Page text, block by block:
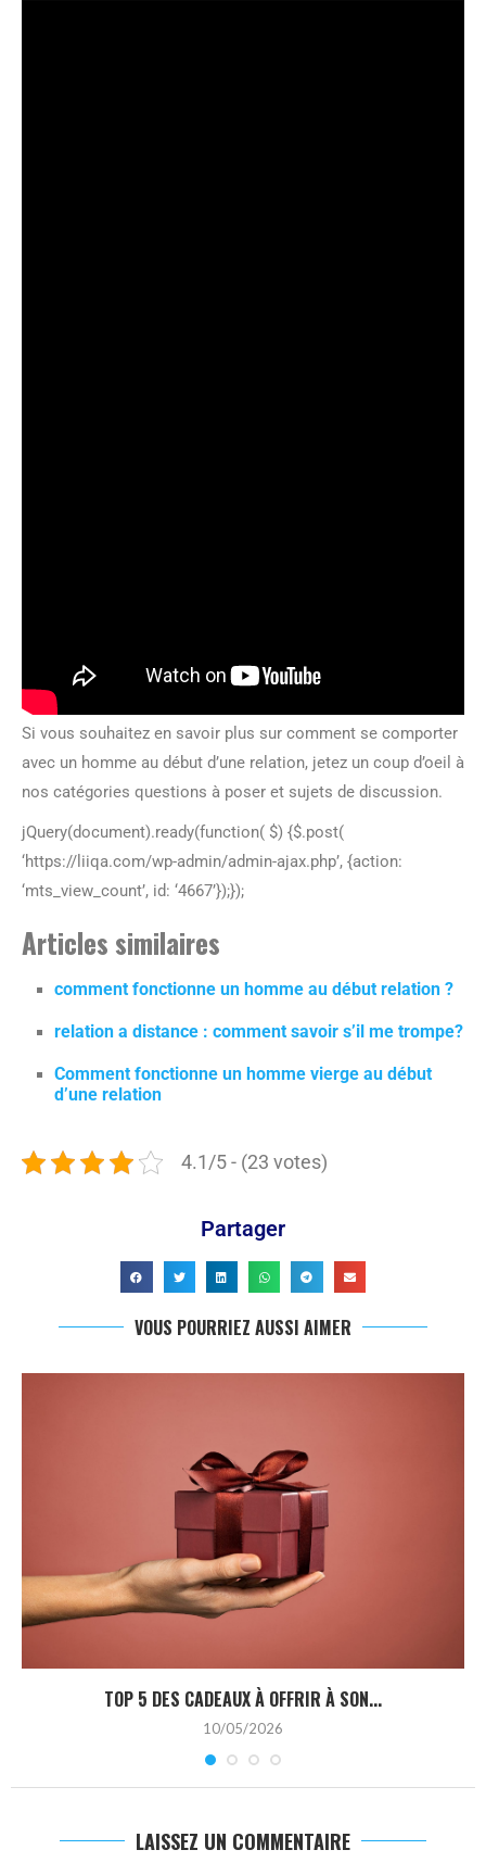
Si vous souhaitez en savoir plus sur comment se comporter
avec un homme au début d’une relation, jetez un coup d’oeil à
nos catégories questions à poser et sujets de discussion.
jQuery(document).ready(function( $) {$.post(
‘https://liiqa.com/wp-admin/admin-ajax.php’, {action:
‘mts_view_count’, id: ‘4667’});});
Articles similaires
comment fonctionne un homme au début relation ?
relation a distance : comment savoir s’il me trompe?
Comment fonctionne un homme vierge au début
d’une relation
4.1/5 - (23 votes)
Partager
VOUS POURRIEZ AUSSI AIMER
TOP 5 DES CADEAUX À OFFRIR À SON...
10/05/2026
LAISSEZ UN COMMENTAIRE